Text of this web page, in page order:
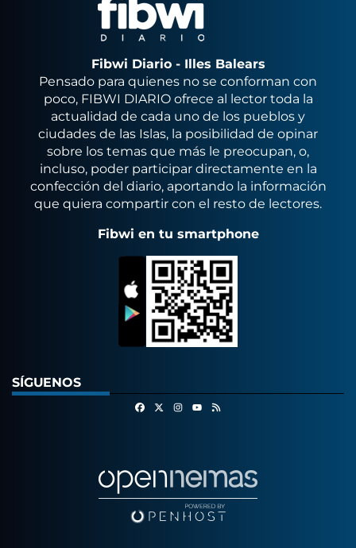
Fibwi Diario - Illes Balears
Pensado para quienes no se conforman con
poco, FIBWI DIARIO ofrece al lector toda la
actualidad de cada uno de los pueblos y
ciudades de las Islas, la posibilidad de opinar
sobre los temas que más le preocupan, o,
incluso, poder participar directamente en la
confección del diario, aportando la información
que quiera compartir con el resto de lectores.
Fibwi en tu smartphone
SÍGUENOS
FacebookInstagram